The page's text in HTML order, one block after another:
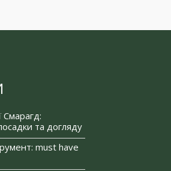
Смарагд:
та догляду
must have